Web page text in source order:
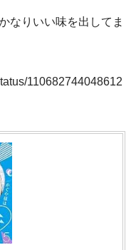
なりいい味を出してま
110682744048612